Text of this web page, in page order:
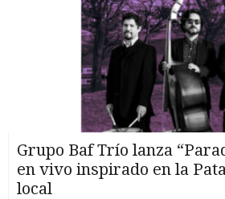
Grupo Baf Trío lanza
en vivo inspirado en la
local